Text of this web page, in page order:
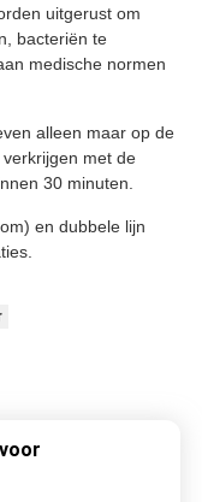
uitgerust om
bacteriën te
medische normen
alleen maar op de
met de
30 minuten.
en dubbele lijn